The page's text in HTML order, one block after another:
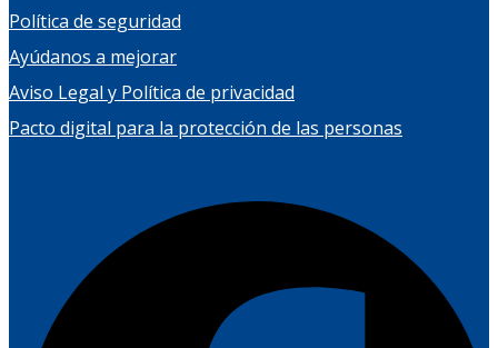
Política de seguridad
Ayúdanos a mejorar
Aviso Legal y Política de privacidad
Pacto digital para la protección de las personas